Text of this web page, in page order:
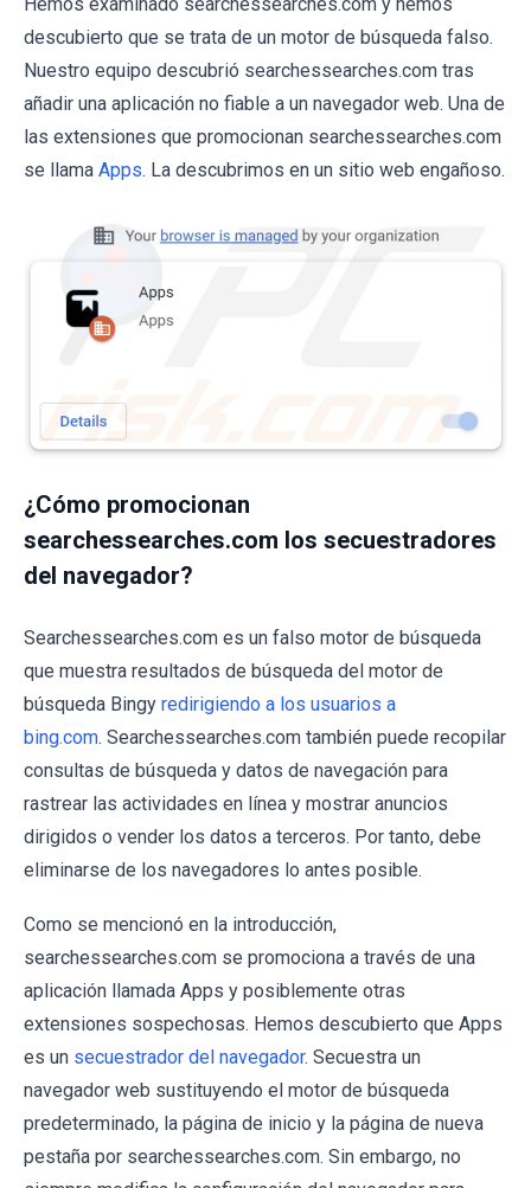
descubierto que se trata de un motor de búsqueda falso.
Nuestro equipo descubrió searchessearches.com tras
añadir una aplicación no fiable a un navegador web. Una de
las extensiones que promocionan searchessearches.com
se llama Apps. La descubrimos en un sitio web engañoso.
¿Cómo promocionan
searchessearches.com los secuestradores
del navegador?
Searchessearches.com es un falso motor de búsqueda
que muestra resultados de búsqueda del motor de
búsqueda Bingy redirigiendo a los usuarios a
bing.com. Searchessearches.com también puede recopilar
consultas de búsqueda y datos de navegación para
rastrear las actividades en línea y mostrar anuncios
dirigidos o vender los datos a terceros. Por tanto, debe
eliminarse de los navegadores lo antes posible.
Como se mencionó en la introducción,
searchessearches.com se promociona a través de una
aplicación llamada Apps y posiblemente otras
extensiones sospechosas. Hemos descubierto que Apps
es un secuestrador del navegador. Secuestra un
navegador web sustituyendo el motor de búsqueda
predeterminado, la página de inicio y la página de nueva
pestaña por searchessearches.com. Sin embargo, no